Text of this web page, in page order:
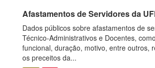
Afastamentos de Servidores da
Dados públicos sobre afastamentos de
Técnico-Administrativos e Docentes,
funcional, duração, motivo, entre outros,
os preceitos da...